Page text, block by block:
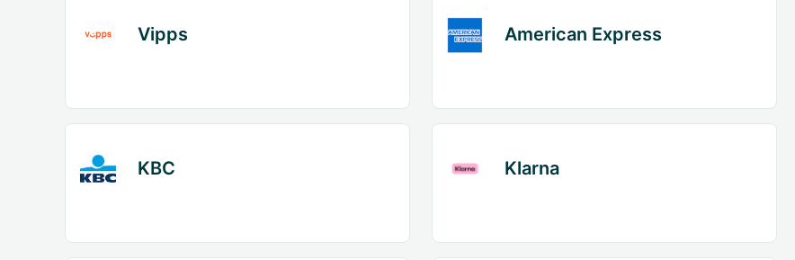
Vipps American Express
KBC Klarna